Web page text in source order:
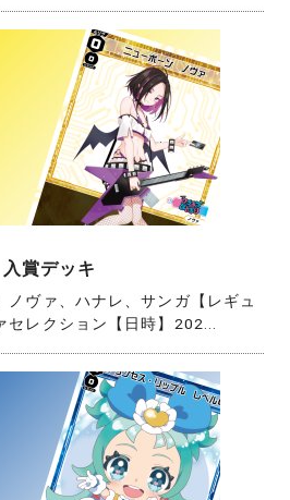
賞デッキ
ノヴァ、ハナレ、サンガ【レギュ
セレクション【日時】202...